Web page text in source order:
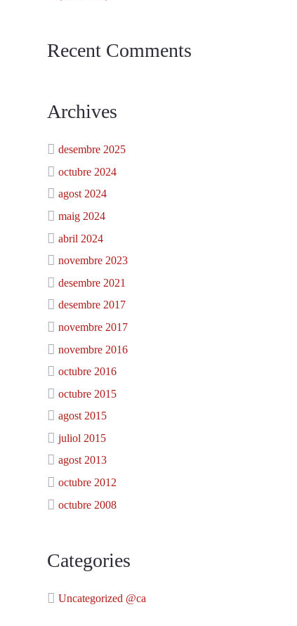
Recent Comments
Archives
desembre 2025
octubre 2024
agost 2024
maig 2024
abril 2024
novembre 2023
desembre 2021
desembre 2017
novembre 2017
novembre 2016
octubre 2016
octubre 2015
agost 2015
juliol 2015
agost 2013
octubre 2012
octubre 2008
Categories
Uncategorized @ca